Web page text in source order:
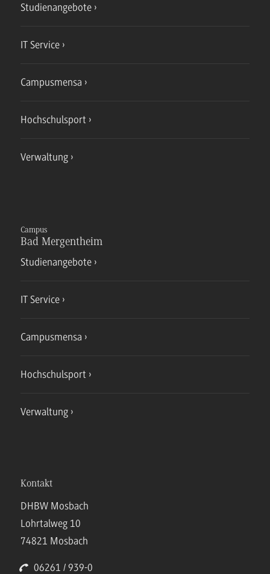
Studienangebote
IT Service
Campusmensa
Hochschulsport
Verwaltung
Campus
Bad Mergentheim
Studienangebote
IT Service
Campusmensa
Hochschulsport
Verwaltung
Kontakt
DHBW Mosbach
Lohrtalweg 10
74821 Mosbach
06261 / 939-0